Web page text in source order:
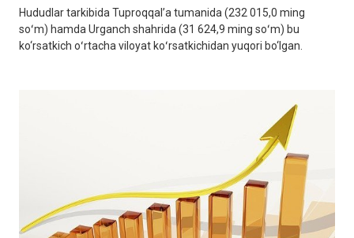
Hududlar tarkibida Tuproqqal’a tumanida (232 015,0 ming
soʻm) hamda Urganch shahrida (31 624,9 ming soʻm) bu
ko‘rsatkich oʻrtacha viloyat koʻrsatkichidan yuqori bo‘lgan.